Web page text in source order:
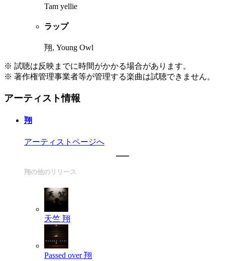
Tam yellie
ラップ
翔, Young Owl
※ 試聴は反映までに時間がかかる場合があります。
※ 著作権管理事業者等が管理する楽曲は試聴できません。
アーティスト情報
翔
アーティストページへ
翔の他のリリース
天竺 翔
Passed over 翔